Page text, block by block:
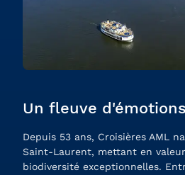
Un fleuve
Depuis 53 ans, Croisières AML
Saint-Laurent, mettant en
biodiversité exceptionnelles.